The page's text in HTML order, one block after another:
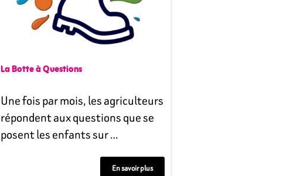
La Botte à Questions
Une fois par mois, les agriculteurs
répondent aux questions que se
posent les enfants sur …
En savoir plus